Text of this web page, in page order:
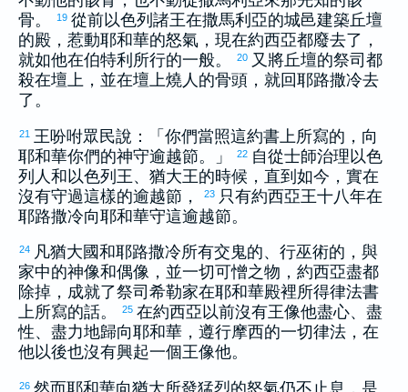
骨。
19 從前以色列 諸王在撒馬利亞的城邑建築丘壇
的殿，惹動耶和華的怒氣，現在約西亞都廢去了，
就如他在伯特利 所行的一般。 20 又將丘壇的祭司都
殺在壇上，並在壇上燒人的骨頭，就回耶路撒冷去
了。
21 王吩咐眾民說：「你們當照這約書上所寫的，向
耶和華你們的神守逾越節。」
22 自從士師治理 以色
列 人和 以色列 王、 猶大王的時候，直到如今，實在
沒有守過這樣的逾越節，
23 只有約西亞王十八年在
耶路撒冷向耶和華守這逾越節。
24 凡猶大 國和耶路撒冷所有交鬼的、行巫術的，與
家中的神像和偶像，並一切可憎之物， 約西亞盡都
除掉，成就了祭司 希勒家在耶和華殿裡所得律法書
上所寫的話。
25 在約西亞以前沒有王像他盡心、盡
性、盡力地歸向耶和華，遵行摩西的一切律法，在
他以後也沒有興起一個王像他。
26 然而耶和華向猶大所發猛烈的怒氣仍不止息，是